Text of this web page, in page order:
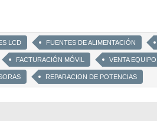
LCD FUENTES DE ALIMENTACIÓN
FACTURACIÓN MÓVIL VENTA
REPARACION DE POTENCIAS